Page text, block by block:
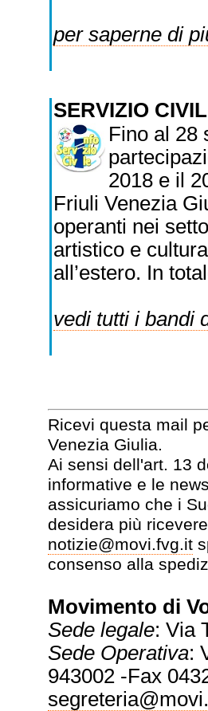
per saperne di
SERVIZIO
Fino al 28
2018 e il
Friuli Venezia
operanti nei
artistico e
all’estero. In
vedi tutti i bandi
Ricevi questa mail
Venezia Giulia.
Ai sensi dell'art. 13
informative e le
assicuriamo che i
desidera più
notizie@movi.fvg.it
consenso alla
Movimento di
Sede legale: Via
Sede Operativa:
943002 -Fax